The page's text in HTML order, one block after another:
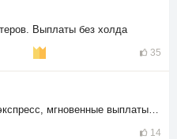
Выплаты без холда
35
14